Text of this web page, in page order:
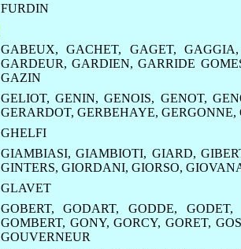
FURDIN
GABEUX,GACHET, GAGET, GAGGIA
GARDEUR, GARDIEN,GARRIDE
GAZIN
GELIOT,GENIN,GENOIS, GENOT,
GERARDOT, GERBEHAYE, GERGONNE,
GHELFI
GIAMBIASI,GIAMBIOTI, GIARD,
GINTERS, GIORDANI, GIORSO,
GLAVET
GOBERT,GODART,GODDE, GODET,
GOMBERT, GONY,GORCY,GORET,
GOUVERNEUR